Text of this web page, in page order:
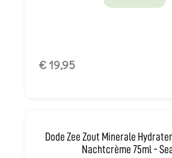
€ 19,95
Dode Zee Zout Minerale
Nachtcrème 75ml -